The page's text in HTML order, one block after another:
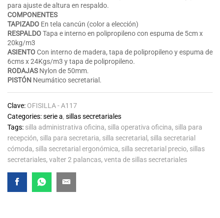
para ajuste de altura en respaldo.
COMPONENTES
TAPIZADO En tela cancún (color a elección)
RESPALDOTapa e interno en polipropileno con espuma de 5cm x
20kg/m3
ASIENTOCon interno de madera, tapa de polipropileno y espuma de
6cms x 24Kgs/m3 y tapa de polipropileno.
RODAJASNylon de 50mm.
PISTÓN Neumático secretarial.
Clave: OFISILLA - A117
Categories:serie a, sillas secretariales
Tags: silla administrativa oficina, silla operativa oficina, silla para
recepción, silla para secretaria, silla secretarial, silla secretarial
cómoda, silla secretarial ergonómica, silla secretarial precio, sillas
secretariales, valter 2 palancas, venta de sillas secretariales